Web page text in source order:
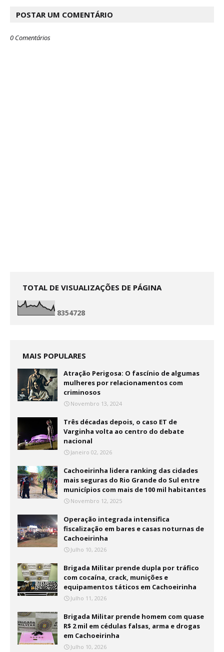
POSTAR UM COMENTÁRIO
0 Comentários
TOTAL DE VISUALIZAÇÕES DE PÁGINA
8354728
MAIS POPULARES
Atração Perigosa: O fascínio de algumas
mulheres por relacionamentos com
criminosos
Novembro 13, 2024
Três décadas depois, o caso ET de
Varginha volta ao centro do debate
nacional
Janeiro 02, 2026
Cachoeirinha lidera ranking das cidades
mais seguras do Rio Grande do Sul entre
municípios com mais de 100 mil habitantes
Novembro 12, 2025
Operação integrada intensifica
fiscalização em bares e casas noturnas de
Cachoeirinha
Julho 10, 2026
Brigada Militar prende dupla por tráfico
com cocaína, crack, munições e
equipamentos táticos em Cachoeirinha
Julho 11, 2026
Brigada Militar prende homem com quase
R$ 2 mil em cédulas falsas, arma e drogas
em Cachoeirinha
Julho 10, 2026